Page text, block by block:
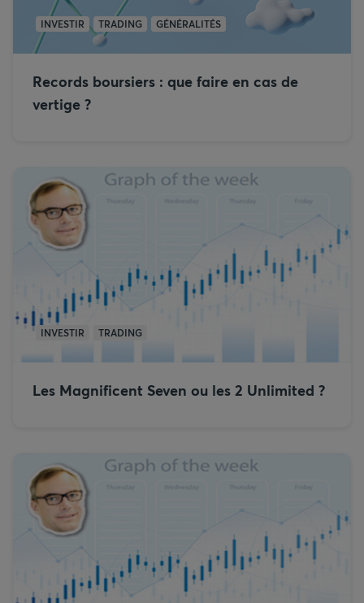
INVESTIR TRADING GÉNÉRALITÉS
Records boursiers : que faire en cas de
vertige ?
INVESTIR TRADING
Les Magnificent Seven ou les 2 Unlimited ?